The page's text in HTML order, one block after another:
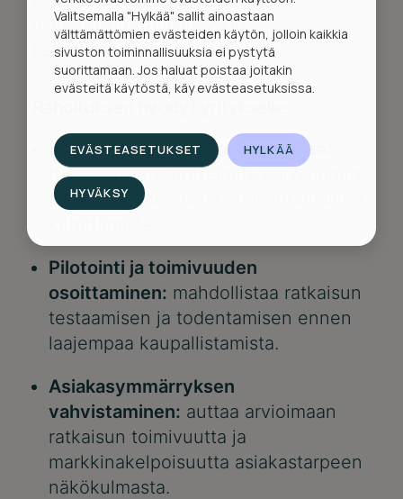
mahdollisuus merkittävään
kansainväliseen liiketoimintaan.
Uusien ratkaisujen kehittäminen:
tukee uusien tuotteiden, palveluiden,
teknologioiden ja liiketoimintamallien
Pilotointi ja toimivuuden
osoittaminen: mahdollistaa ratkaisun
testaamisen ja todentamisen ennen
laajempaa kaupallistamista.
Asiakasymmärryksen
vahvistaminen: auttaa arvioimaan
ratkaisun toimivuutta ja
markkinakelpoisuutta asiakastarpeen
näkökulmasta.
Valitsemalla "Hylkää" sallit ainoastaan
välttämättömien evästeiden käytön, jolloin kaikkia
sivuston toiminnallisuuksia ei pystytä
suorittamaan. Jos haluat poistaa joitakin
evästeitä käytöstä, käy evästeasetuksissa.
EVÄSTEASETUKSET HYLKÄÄ
HYVÄKSY